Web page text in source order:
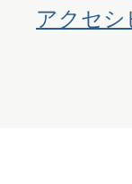
アクセシ